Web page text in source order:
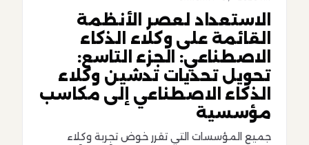
الاستعداد لعصر الأنظمة
القائمة على وكلاء الذكاء
الاصطناعي: الجزء التاسع:
تحويل تحديات تدشين وكلاء
الذكاء الاصطناعي إلى مكاسب
مؤسسية
جميع المؤسسات التي تقرر خوض تجربة وكلاء